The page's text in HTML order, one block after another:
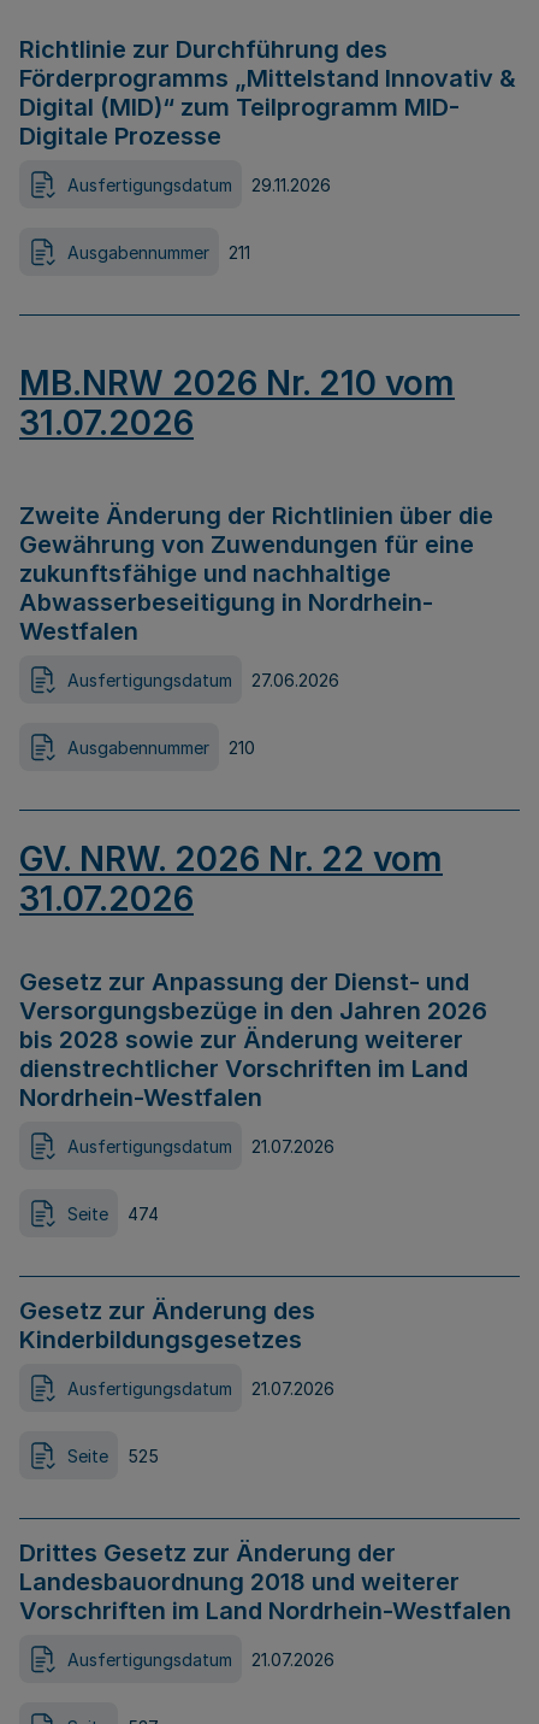
Richtlinie zur Durchführung des
Förderprogramms „Mittelstand Innovativ &
Digital (MID)“ zum Teilprogramm MID-
Digitale Prozesse
Ausfertigungsdatum 29.11.2026
Ausgabennummer 211
MB.NRW 2026 Nr. 210 vom
31.07.2026
Zweite Änderung der Richtlinien über die
Gewährung von Zuwendungen für eine
zukunftsfähige und nachhaltige
Abwasserbeseitigung in Nordrhein-
Westfalen
Ausfertigungsdatum 27.06.2026
Ausgabennummer 210
GV. NRW. 2026 Nr. 22 vom
31.07.2026
Gesetz zur Anpassung der Dienst- und
Versorgungsbezüge in den Jahren 2026
bis 2028 sowie zur Änderung weiterer
dienstrechtlicher Vorschriften im Land
Nordrhein-Westfalen
Ausfertigungsdatum 21.07.2026
Seite 474
Gesetz zur Änderung des
Kinderbildungsgesetzes
Ausfertigungsdatum 21.07.2026
Seite 525
Drittes Gesetz zur Änderung der
Landesbauordnung 2018 und weiterer
Vorschriften im Land Nordrhein-Westfalen
Ausfertigungsdatum 21.07.2026